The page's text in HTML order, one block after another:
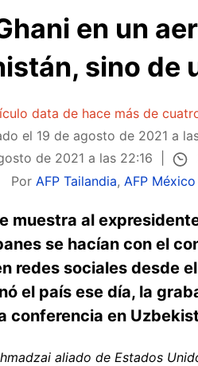
en un
sino de
data de hace más de
el 19 de agosto de 2021 a
de 2021 a las 22:16
Por AFP Tailandia, AFP México
muestra al
se hacían con el
redes sociales desde
el país ese día, la
conferencia en
aliado de Estados